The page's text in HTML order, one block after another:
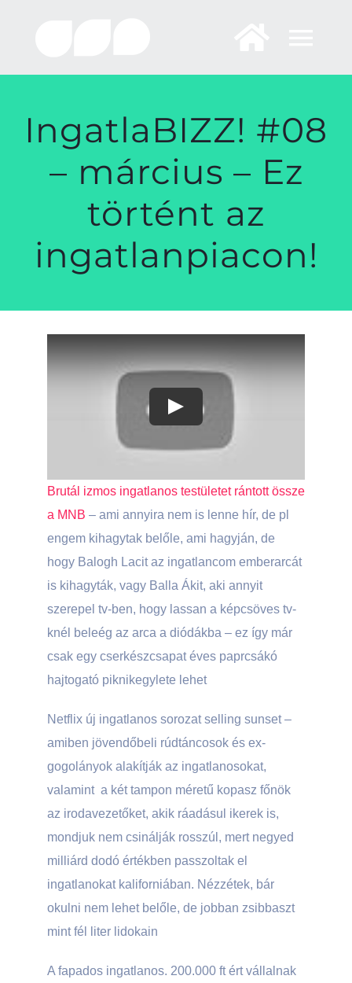
IngatlaBIZZ! #08
– március – Ez
történt az
ingatlanpiacon!
Play
Brutál izmos ingatlanos testületet rántott össze
a MNB – ami annyira nem is lenne hír, de pl
engem kihagytak belőle, ami hagyján, de
hogy Balogh Lacit az ingatlancom emberarcát
is kihagyták, vagy Balla Ákit, aki annyit
szerepel tv-ben, hogy lassan a képcsöves tv-
knél beleég az arca a diódákba – ez így már
csak egy cserkészcsapat éves paprcsákó
hajtogató piknikegylete lehet
Netflix új ingatlanos sorozat selling sunset –
amiben jövendőbeli rúdtáncosok és ex-
gogolányok alakítják az ingatlanosokat,
valamint a két tampon méretű kopasz főnök
az irodavezetőket, akik ráadásul ikerek is,
mondjuk nem csinálják rosszúl, mert negyed
milliárd dodó értékben passzoltak el
ingatlanokat kaliforniában. Nézzétek, bár
okulni nem lehet belőle, de jobban zsibbaszt
mint fél liter lidokain
A fapados ingatlanos. 200.000 ft ért vállalnak